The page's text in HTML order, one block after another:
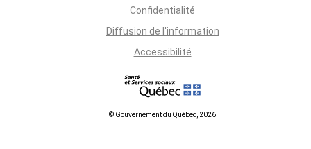
Confidentialité
Diffusion de l'information
Accessibilité
© Gouvernement du Québec, 2026